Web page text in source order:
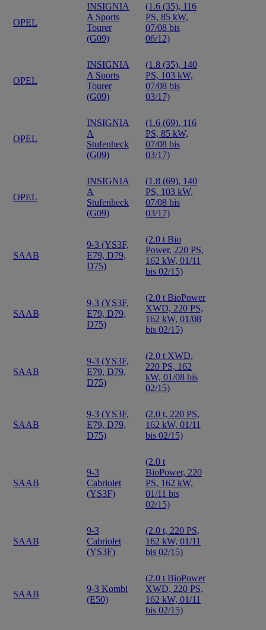
OPEL
INSIGNIA
A Sports
Tourer
(G09)
(1.6 (35), 116
PS, 85 kW,
07/08 bis
06/12)
OPEL
INSIGNIA
A Sports
Tourer
(G09)
(1.8 (35), 140
PS, 103 kW,
07/08 bis
03/17)
OPEL
INSIGNIA
A
Stufenheck
(G09)
(1.6 (69), 116
PS, 85 kW,
07/08 bis
03/17)
OPEL
INSIGNIA
A
Stufenheck
(G09)
(1.8 (69), 140
PS, 103 kW,
07/08 bis
03/17)
SAAB
9-3 (YS3F,
E79, D79,
D75)
(2.0 t Bio
Power, 220 PS,
162 kW, 01/11
bis 02/15)
SAAB
9-3 (YS3F,
E79, D79,
D75)
(2.0 t BioPower
XWD, 220 PS,
162 kW, 01/08
bis 02/15)
SAAB
9-3 (YS3F,
E79, D79,
D75)
(2.0 t XWD,
220 PS, 162
kW, 01/08 bis
02/15)
SAAB
9-3 (YS3F,
E79, D79,
D75)
(2.0 t, 220 PS,
162 kW, 01/11
bis 02/15)
SAAB
9-3
Cabriolet
(YS3F)
(2.0 t
BioPower, 220
PS, 162 kW,
01/11 bis
02/15)
SAAB
9-3
Cabriolet
(YS3F)
(2.0 t, 220 PS,
162 kW, 01/11
bis 02/15)
SAAB
9-3 Kombi
(E50)
(2.0 t BioPower
XWD, 220 PS,
162 kW, 01/11
bis 02/15)